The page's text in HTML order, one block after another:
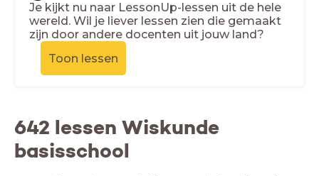
Je kijkt nu naar LessonUp-lessen uit de hele
wereld. Wil je liever lessen zien die gemaakt
zijn door andere docenten uit jouw land?
Toon lessen
642 lessen Wiskunde
basisschool